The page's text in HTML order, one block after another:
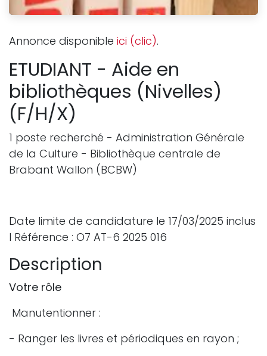
Annonce disponible ici (clic).
ETUDIANT - Aide en
bibliothèques (Nivelles)
(F/H/X)
1 poste recherché - Administration Générale
de la Culture - Bibliothèque centrale de
Brabant Wallon (BCBW)
Date limite de candidature le 17/03/2025 inclus
l Référence : O7 AT-6 2025 016
Description
Votre rôle
Manutentionner :
- Ranger les livres et périodiques en rayon ;